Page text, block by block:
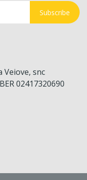
Subscribe
Veiove, snc
02417320690